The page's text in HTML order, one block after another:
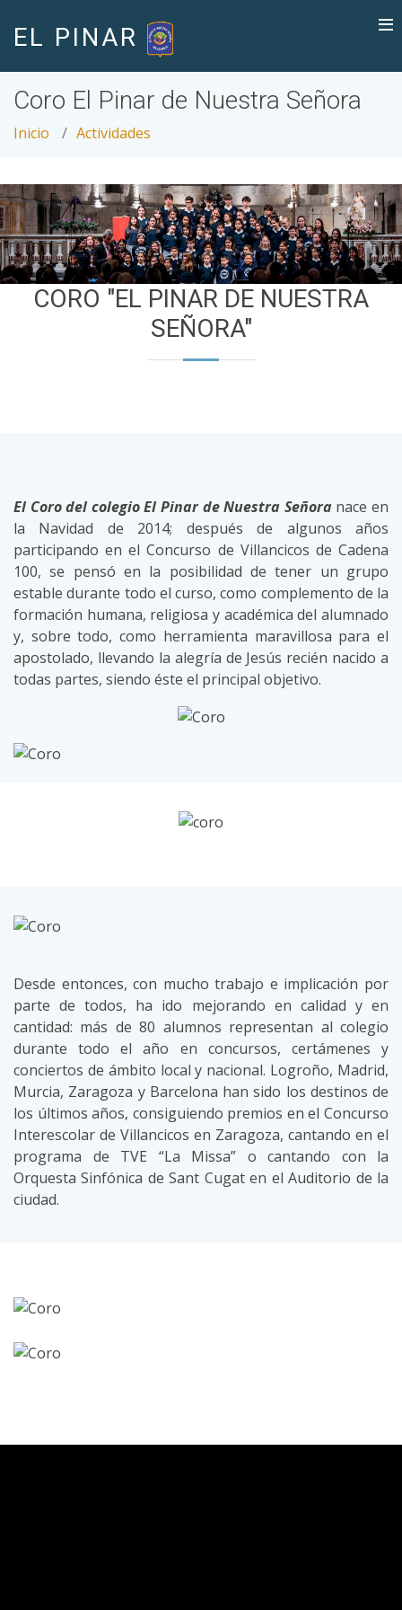
EL PINAR
Coro El Pinar de Nuestra Señora
Inicio Actividades
CORO "EL PINAR DE NUESTRA
SEÑORA"
El Coro del colegio El Pinar de Nuestra Señoranace en
la Navidad de 2014; después de algunos años
participando en el Concurso de Villancicos de Cadena
100, se pensó en la posibilidad de tener un grupo
estable durante todo el curso, como complemento de la
formación humana, religiosa y académica del alumnado
y, sobre todo, como herramienta maravillosa para el
apostolado, llevando la alegría de Jesús recién nacido a
todas partes, siendo éste el principal objetivo.
Desde entonces, con mucho trabajo e implicación por
parte de todos, ha ido mejorando en calidad y en
cantidad: más de 80 alumnos representan al colegio
durante todo el año en concursos, certámenes y
conciertos de ámbito local y nacional. Logroño, Madrid,
Murcia, Zaragoza y Barcelona han sido los destinos de
los últimos años, consiguiendo premios en el Concurso
Interescolar de Villancicos en Zaragoza, cantando en el
programa de TVE “La Missa” o cantando con la
Orquesta Sinfónica de Sant Cugat en el Auditorio de la
ciudad.